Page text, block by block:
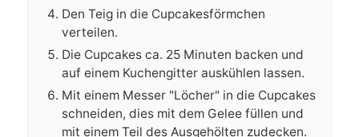
Den Teig in die Cupcakesförmchen
verteilen.
Die Cupcakes ca. 25 Minuten backen und
auf einem Kuchengitter auskühlen lassen.
Mit einem Messer "Löcher" in die Cupcakes
schneiden, dies mit dem Gelee füllen und
mit einem Teil des Ausgehölten zudecken.